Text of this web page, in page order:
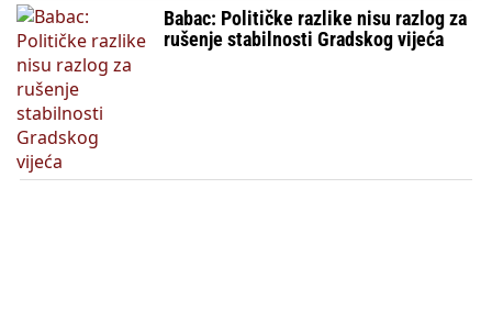
Babac: Političke razlike nisu razlog za
rušenje stabilnosti Gradskog vijeća